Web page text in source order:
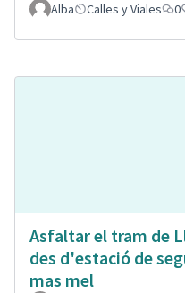
Alba Calles y Viales 0
Asfaltar el tram de
des d'estació de
mas mel